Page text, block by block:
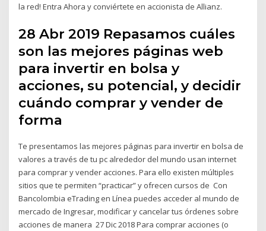
la red! Entra Ahora y conviértete en accionista de Allianz.
28 Abr 2019 Repasamos cuáles
son las mejores páginas web
para invertir en bolsa y
acciones, su potencial, y decidir
cuándo comprar y vender de
forma
Te presentamos las mejores páginas para invertir en bolsa de
valores a través de tu pc alrededor del mundo usan internet
para comprar y vender acciones. Para ello existen múltiples
sitios que te permiten “practicar” y ofrecen cursos de Con
Bancolombia eTrading en Línea puedes acceder al mundo de
mercado de Ingresar, modificar y cancelar tus órdenes sobre
acciones de manera 27 Dic 2018 Para comprar acciones (o